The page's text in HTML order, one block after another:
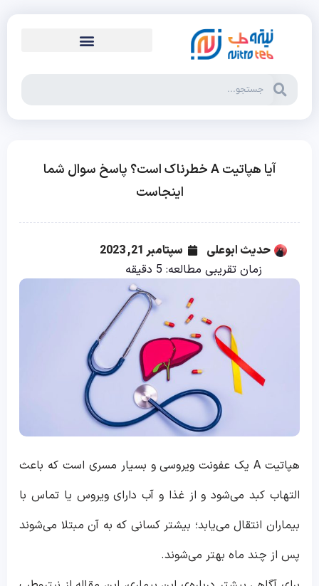
آیا هپاتیت A خطرناک است؟ پاسخ سوال شما
اینجاست
حدیث ابوعلی
سپتامبر 21, 2023
زمان تقریبی مطالعه: 5 دقیقه
هپاتیت A یک عفونت ویروسی و بسیار مسری است که باعث
التهاب کبد می‌شود و از غذا و آب دارای ویروس یا تماس با
بیماران انتقال می‌یابد؛ بیشتر کسانی که به آن مبتلا می‌شوند
پس از چند ماه بهتر می‌شوند.